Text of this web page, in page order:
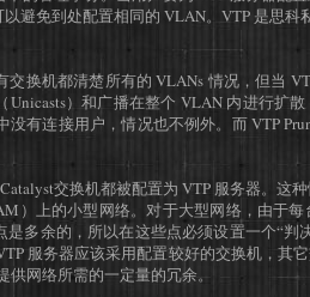
避免到处配置相同的 VLAN。VTP 是思科
换机都清楚所有的 VLANs 情况，但当
Unicasts）和广播在整个 VLAN 内进行扩
没有连接用户，情况也不例外。而 VTP
交换机都被配置为 VTP 服务器。这
）上的小型网络。对于大型网络，由于
多余的，所以在这些点必须设置一个“判
服务器应该采用配置较好的交换机，其
网络所需的一定量的冗余。